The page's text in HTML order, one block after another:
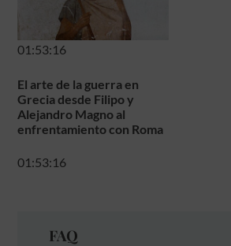
01:53:16
El arte de la guerra en
Grecia desde Filipo y
Alejandro Magno al
enfrentamiento con Roma
01:53:16
FAQ